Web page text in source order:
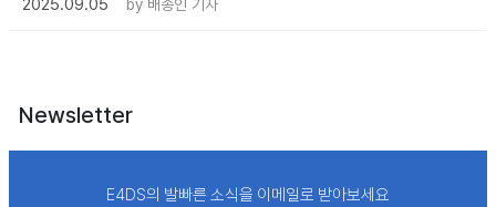
2025.09.05
by 배종인 기자
Newsletter
E4DS의 발빠른 소식을 이메일로 받아보세요